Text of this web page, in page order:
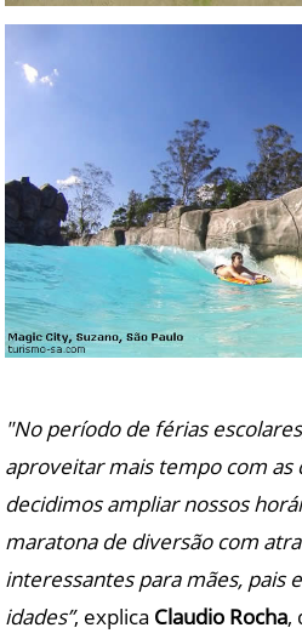
"No período de férias
aproveitar mais tempo com as
decidimos ampliar nossos
maratona de diversão com
interessantes para mães, pais
idades”, explica Claudio Rocha,